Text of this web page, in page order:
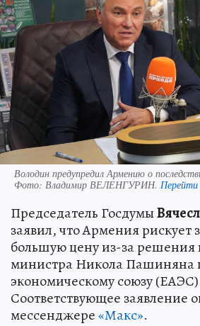
Володин предупредил Армению о
Фото: Владимир ВЕЛЕНГУРИН.
Председатель Госдумы
заявил, что Армения рискует
большую цену из-за решения
министра Никола Пашиняна
экономическому союзу
Соответствующее заявление
мессенджере«Макс».